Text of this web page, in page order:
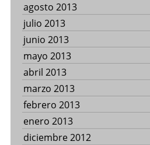
agosto 2013
julio 2013
junio 2013
mayo 2013
abril 2013
marzo 2013
febrero 2013
enero 2013
diciembre 2012